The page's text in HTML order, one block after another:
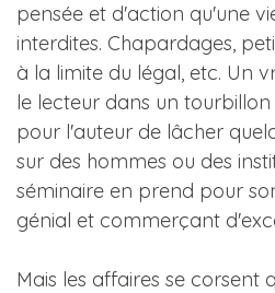
pensée et d'action qu'une
interdites. Chapardages,
à la limite du légal, etc. Un
le lecteur dans un
pour l'auteur de lâcher
sur des hommes ou des
séminaire en prend pour
génial et commerçant
Mais les affaires se corsent